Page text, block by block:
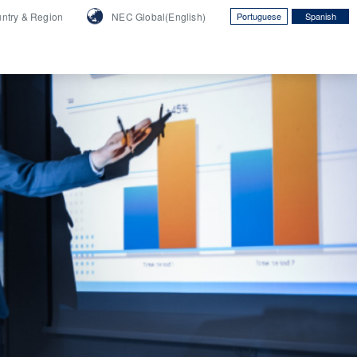
Portuguese Spanish
& Region NEC Global(English)